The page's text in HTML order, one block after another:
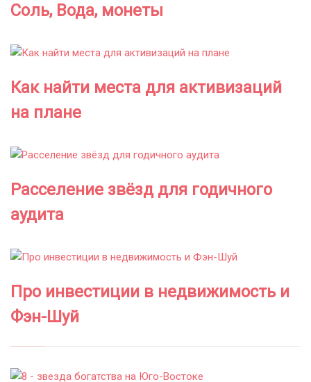
Соль, Вода, монеты
Как найти места для активизаций
на плане
Расселение звёзд для годичного
аудита
Про инвестиции в недвижимость и
Фэн-Шуй